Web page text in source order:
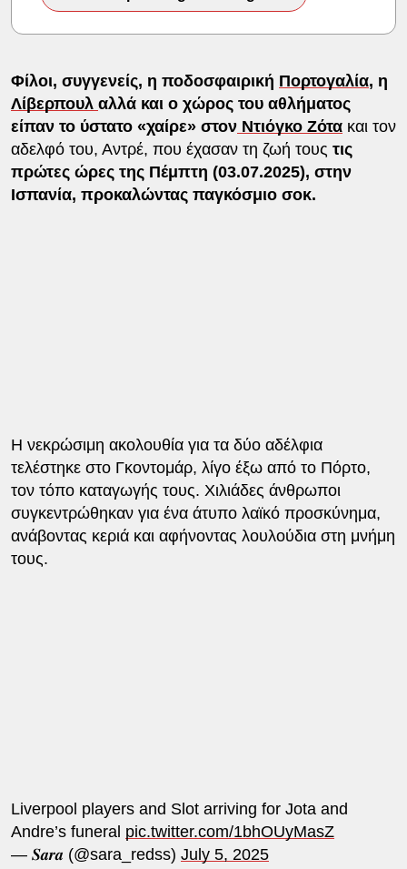
Φίλοι, συγγενείς, η ποδοσφαιρική Πορτογαλία, η
Λίβερπουλ αλλά και ο χώρος του αθλήματος
είπαν το ύστατο «χαίρε» στονΝτιόγκο Ζότακαι τον
αδελφό του, Αντρέ, που έχασαν τη ζωή τους τις
πρώτες ώρες της Πέμπτη (03.07.2025), στην
Ισπανία, προκαλώντας παγκόσμιο σοκ.
Η νεκρώσιμη ακολουθία για τα δύο αδέλφια
τελέστηκε στο Γκοντομάρ, λίγο έξω από το Πόρτο,
τον τόπο καταγωγής τους. Χιλιάδες άνθρωποι
συγκεντρώθηκαν για ένα άτυπο λαϊκό προσκύνημα,
ανάβοντας κεριά και αφήνοντας λουλούδια στη μνήμη
τους.
Liverpool players and Slot arriving for Jota and
Andre’s funeral pic.twitter.com/1bhOUyMasZ
— 𝑺𝒂𝒓𝒂 (@sara_redss) July 5, 2025